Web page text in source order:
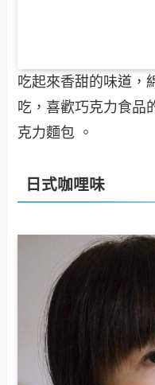
吃起來香甜的味道，
吃，喜歡巧克力食品
克力麵包 。
日式咖哩味